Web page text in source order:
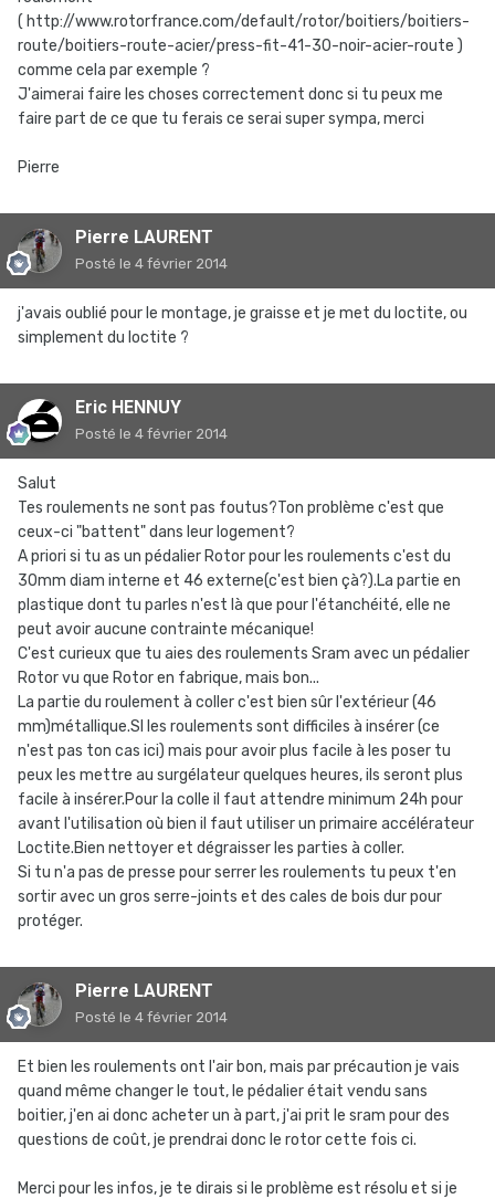
( http://www.rotorfrance.com/default/rotor/boitiers/boitiers-
route/boitiers-route-acier/press-fit-41-30-noir-acier-route )
comme cela par exemple ?
J'aimerai faire les choses correctement donc si tu peux me
faire part de ce que tu ferais ce serai super sympa, merci
Pierre
Pierre LAURENT
Posté le 4 février 2014
j'avais oublié pour le montage, je graisse et je met du loctite, ou
simplement du loctite ?
Eric HENNUY
Posté le 4 février 2014
Salut
Tes roulements ne sont pas foutus?Ton problème c'est que
ceux-ci "battent" dans leur logement?
A priori si tu as un pédalier Rotor pour les roulements c'est du
30mm diam interne et 46 externe(c'est bien çà?).La partie en
plastique dont tu parles n'est là que pour l'étanchéité, elle ne
peut avoir aucune contrainte mécanique!
C'est curieux que tu aies des roulements Sram avec un pédalier
Rotor vu que Rotor en fabrique, mais bon...
La partie du roulement à coller c'est bien sûr l'extérieur (46
mm)métallique.SI les roulements sont difficiles à insérer (ce
n'est pas ton cas ici) mais pour avoir plus facile à les poser tu
peux les mettre au surgélateur quelques heures, ils seront plus
facile à insérer.Pour la colle il faut attendre minimum 24h pour
avant l'utilisation où bien il faut utiliser un primaire accélérateur
Loctite.Bien nettoyer et dégraisser les parties à coller.
Si tu n'a pas de presse pour serrer les roulements tu peux t'en
sortir avec un gros serre-joints et des cales de bois dur pour
protéger.
Pierre LAURENT
Posté le 4 février 2014
Et bien les roulements ont l'air bon, mais par précaution je vais
quand même changer le tout, le pédalier était vendu sans
boitier, j'en ai donc acheter un à part, j'ai prit le sram pour des
questions de coût, je prendrai donc le rotor cette fois ci.
Merci pour les infos, je te dirais si le problème est résolu et si je